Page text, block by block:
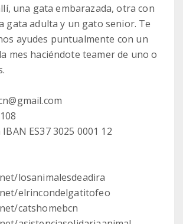
una gata embarazada, otra con
gata adulta y un gato senior. Te
ayudes puntualmente con un
mes haciéndote teamer de uno o
ES37 3025 0001 12
losanimalesdeadira
elrincondelgatitofeo
catshomebcn